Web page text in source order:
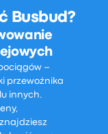
Busbud?
–
przewoźnika
innych.